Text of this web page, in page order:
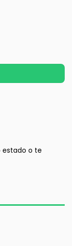
estado o te